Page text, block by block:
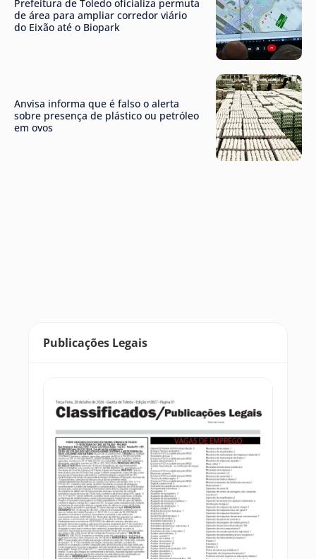
Prefeitura de Toledo oficializa permuta
de área para ampliar corredor viário
do Eixão até o Biopark
Anvisa informa que é falso o alerta
sobre presença de plástico ou petróleo
em ovos
Publicações Legais